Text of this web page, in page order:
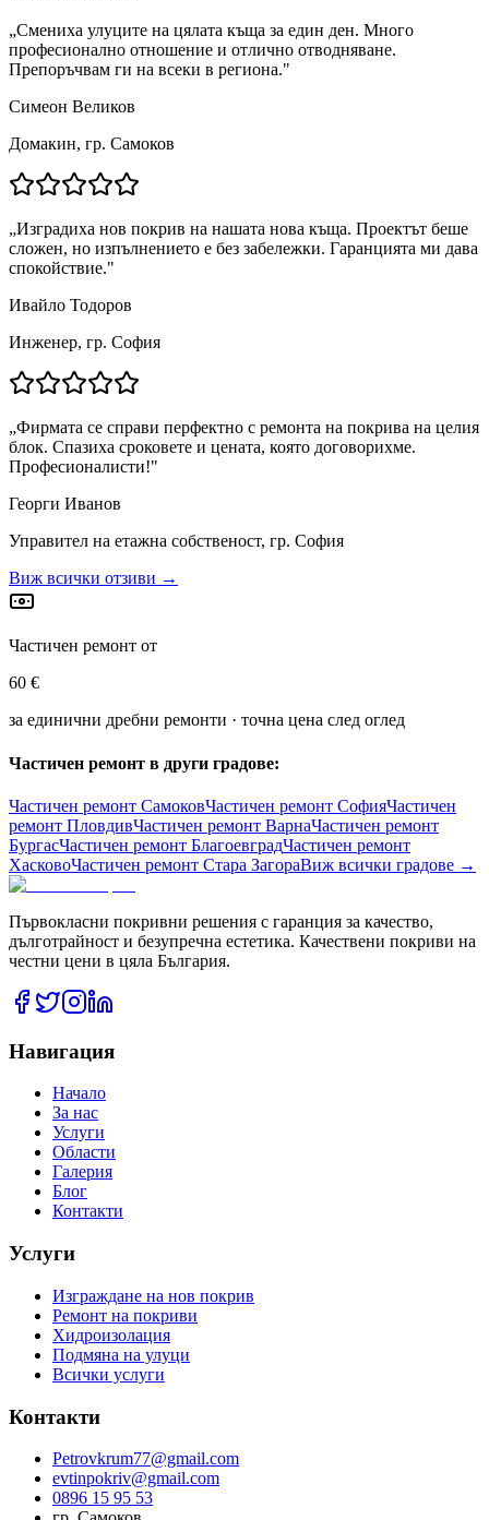
„Смениха улуците на цялата къща за един ден. Много
професионално отношение и отлично отводняване.
Препоръчвам ги на всеки в региона."
Симеон Великов
Домакин, гр. Самоков
„Изградиха нов покрив на нашата нова къща. Проектът беше
сложен, но изпълнението е без забележки. Гаранцията ми дава
спокойствие."
Ивайло Тодоров
Инженер, гр. София
„Фирмата се справи перфектно с ремонта на покрива на целия
блок. Спазиха сроковете и цената, която договорихме.
Професионалисти!"
Георги Иванов
Управител на етажна собственост, гр. София
Виж всички отзиви →
Частичен ремонт от
60 €
за единични дребни ремонти · точна цена след оглед
Частичен ремонт в други градове:
Частичен ремонт СамоковЧастичен ремонт СофияЧастичен
ремонт ПловдивЧастичен ремонт ВарнаЧастичен ремонт
БургасЧастичен ремонт БлагоевградЧастичен ремонт
ХасковоЧастичен ремонт Стара ЗагораВиж всички градове →
Първокласни покривни решения с гаранция за качество,
дълготрайност и безупречна естетика. Качествени покриви на
честни цени в цяла България.
Навигация
Начало
За нас
Услуги
Области
Галерия
Блог
Контакти
Услуги
Изграждане на нов покрив
Ремонт на покриви
Хидроизолация
Подмяна на улуци
Всички услуги
Контакти
Petrovkrum77@gmail.com
evtinpokriv@gmail.com
0896 15 95 53